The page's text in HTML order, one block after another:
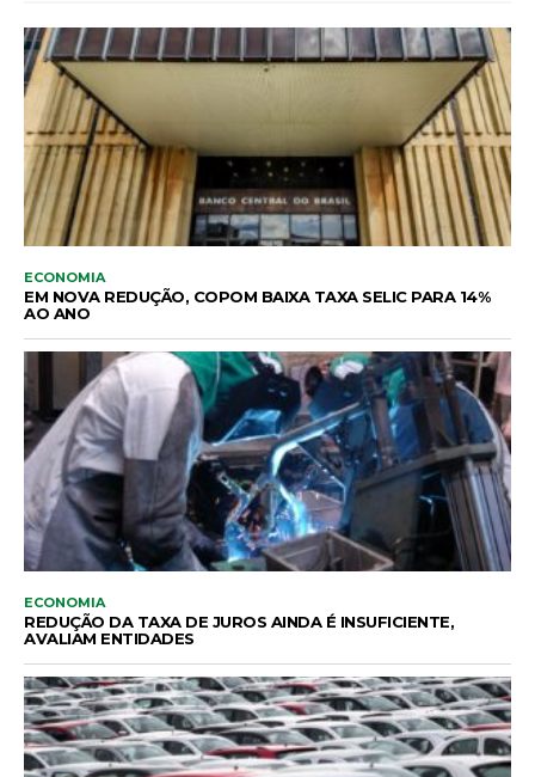
ECONOMIA
EM NOVA REDUÇÃO, COPOM BAIXA TAXA SELIC PARA 14%
AO ANO
ECONOMIA
REDUÇÃO DA TAXA DE JUROS AINDA É INSUFICIENTE,
AVALIAM ENTIDADES